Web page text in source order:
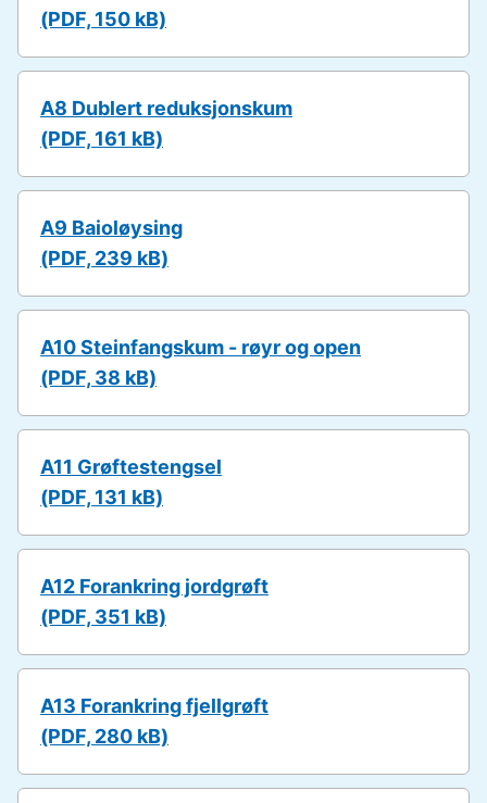
(PDF, 150 kB)
A8 Dublert reduksjonskum
(PDF, 161 kB)
A9 Baioløysing
(PDF, 239 kB)
A10 Steinfangskum - røyr og open
(PDF, 38 kB)
A11 Grøftestengsel
(PDF, 131 kB)
A12 Forankring jordgrøft
(PDF, 351 kB)
A13 Forankring fjellgrøft
(PDF, 280 kB)